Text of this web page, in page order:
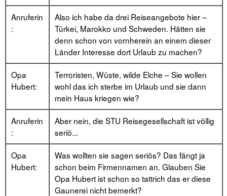
Anruferin
:
Also ich habe da drei Reiseangebote hier –
Türkei, Marokko und Schweden. Hätten sie
denn schon von vornherein an einem dieser
Länder Interesse dort Urlaub zu machen?
Opa
Hubert:
Terroristen, Wüste, wilde Elche – Sie wollen
wohl das ich sterbe im Urlaub und sie dann
mein Haus kriegen wie?
Anruferin
:
Aber nein, die STU Reisegesellschaft ist völlig
seriö...
Opa
Hubert:
Was wollten sie sagen seriös? Das fängt ja
schon beim Firmennamen an. Glauben Sie
Opa Hubert ist schon so tattrich das er diese
Gaunerei nicht bemerkt?